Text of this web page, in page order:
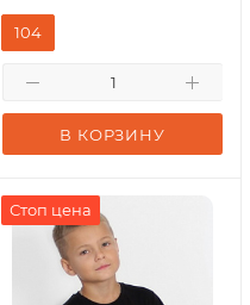
В КОРЗИНУ
104
Стоп цена